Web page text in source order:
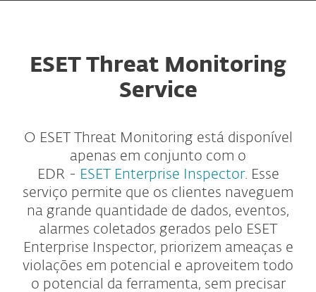
ESET Threat Monitoring
Service
O ESET Threat Monitoring está disponível
apenas em conjunto com o
EDR - ESET Enterprise Inspector. Esse
serviço permite que os clientes naveguem
na grande quantidade de dados, eventos,
alarmes coletados gerados pelo ESET
Enterprise Inspector, priorizem ameaças e
violações em potencial e aproveitem todo
o potencial da ferramenta, sem precisar